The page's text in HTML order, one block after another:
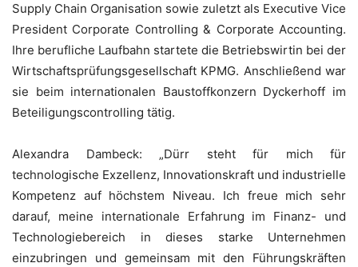
Supply Chain Organisation sowie zuletzt als Executive Vice
President Corporate Controlling & Corporate Accounting.
Ihre berufliche Laufbahn startete die Betriebswirtin bei der
Wirtschaftsprüfungsgesellschaft KPMG. Anschließend war
sie beim internationalen Baustoffkonzern Dyckerhoff im
Beteiligungscontrolling tätig.
Alexandra Dambeck: „Dürr steht für mich für
technologische Exzellenz, Innovationskraft und industrielle
Kompetenz auf höchstem Niveau. Ich freue mich sehr
darauf, meine internationale Erfahrung im Finanz- und
Technologiebereich in dieses starke Unternehmen
einzubringen und gemeinsam mit den Führungskräften